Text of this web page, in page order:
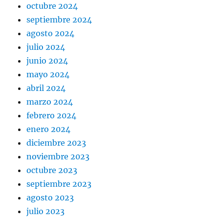
octubre 2024
septiembre 2024
agosto 2024
julio 2024
junio 2024
mayo 2024
abril 2024
marzo 2024
febrero 2024
enero 2024
diciembre 2023
noviembre 2023
octubre 2023
septiembre 2023
agosto 2023
julio 2023